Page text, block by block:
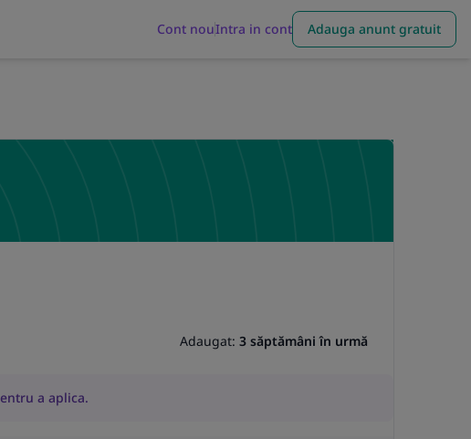
Cont nouIntra in cont Adauga anunt gratuit
Adaugat: 3 săptămâni în urmă
a aplica.